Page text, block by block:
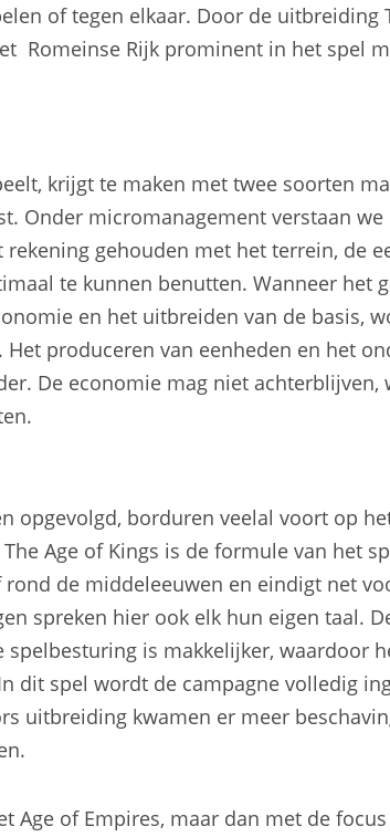
of tegen elkaar. Door de uitbreiding
Romeinse Rijk prominent in het spel
krijgt te maken met twee soorten
Onder micromanagement verstaan we
gehouden met het terrein, de
te kunnen benutten. Wanneer het
en het uitbreiden van de basis,
produceren van eenheden en het
De economie mag niet achterblijven,
opgevolgd, borduren veelal voort op
Age of Kings is de formule van het
de middeleeuwen en eindigt net
spreken hier ook elk hun eigen taal.
is makkelijker, waardoor
dit spel wordt de campagne volledig
uitbreiding kwamen er meer
Age of Empires, maar dan met de